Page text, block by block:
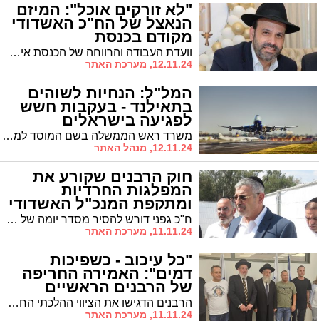
"לא זורקים אוכל": המיזם
הנאצל של הח"כ האשדודי
מקודם בכנסת
וועדת העבודה והרווחה של הכנסת אישרה את הצעת החוק לפיה גופים ציבוריים יחויבו לתרום מזון עודף לעמותות - לקריאה שניה ושלישית. מציע החוק, הח"כ מאשדוד הרב ינון אזולאי: "אולי זה יוציא עוד אדם או משפחה אחת ממעגל העוני ויחזק את הערך לפיו לא זורקים אוכל"
12.11.24, מערכת האתר
המל"ל: הנחיות לשוהים
בתאילנד - בעקבות חשש
לפגיעה בישראלים
משרד ראש הממשלה בשם המוסד למודיעין ולתפקידים מיוחדים והמטה לביטחון לאומי, קוראים לישראלים השוהים בתאילנד לנקוט משנה זהירות ולהמנע מהגעה לאירועים המוניים, בעקבות מידע עדכני על כוונה לפגוע בישראלים
12.11.24, מנהל האתר
חוק הרבנים שקורע את
המפלגות החרדיות
ומתקפת המנכ"ל האשדודי
ח"כ גפני דורש להסיר מסדר יומה של מליאת הכנסת את 'חוק הרבנים' של ש"ס ולאחר שזו הביעה במהלך השבוע האחרון הסתייגות מחוק המעונות וחוק הגיוס לא מקודם. מנכ"ל המשרד לשירותי דת מאשדוד יהודה אבידן תקף בחריפות
11.11.24, מערכת האתר
"כל עיכוב - כשפיכות
דמים": האמירה החריפה
של הרבנים הראשיים
הרבנים הדגישו את הציווי ההלכתי החמור להשבת החטופים, באומרם: "כל רגע שמאחר לפדות השבויים, במקום בו אפשר להקדים, הוי כאילו שופך דמים"
11.11.24, מערכת האתר